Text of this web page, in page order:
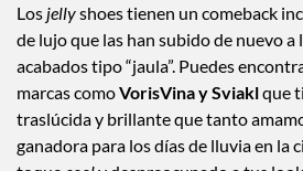
Los jellyshoes tienen un comeback
de lujo que las han subido de nuevo a
acabados tipo “jaula”. Puedes